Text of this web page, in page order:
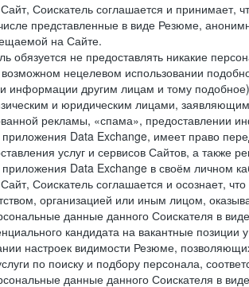
Соискатель соглашается и принимает,
представленные в виде Резюме,
на Сайте.
обязуется не предоставлять никакие
нецелевом использовании
информации другим лицам и тому
и юридическим лицами,
рекламы, «спама», предоставлении
приложения Data Exchange, имеет право
услуг и сервисов Сайтов, а также
приложения Data Exchange в своём личном
Соискатель соглашается и осознает,
организацией или иным лицом,
данные данного Соискателя в
кандидата на вакантные позиции
настроек видимости Резюме,
по поиску и подбору персонала,
данные данного Соискателя в